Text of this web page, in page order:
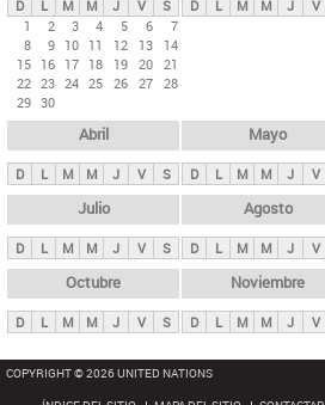
p
n
i
p
a
l
s
D L M M J V
S
1
2 3 4 5 6
7
8
9 10 11 12 13
14
15 16 17 18 19 20 21
22 23 24 25 26 27 28
29 30
D L M M J V
Abril
D L M M J V S
Mayo
D L M M J V
Julio
D L M M J V S
Agosto
D L M M J V
Octubre
D L M M J V S
Noviembre
D L M M J V
COPYRIGHT © 2026 UNITED NATIONS